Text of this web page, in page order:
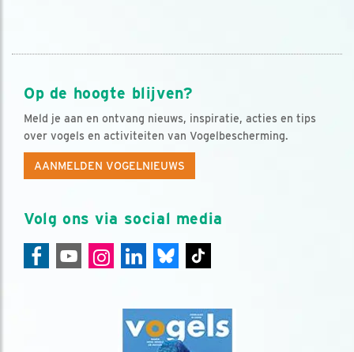
Op de hoogte blijven?
Meld je aan en ontvang nieuws, inspiratie, acties en tips
over vogels en activiteiten van Vogelbescherming.
AANMELDEN VOGELNIEUWS
Volg ons via social media